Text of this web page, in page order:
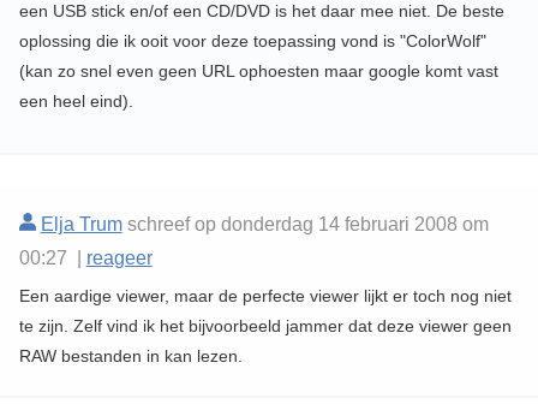
een USB stick en/of een CD/DVD is het daar mee niet. De beste
oplossing die ik ooit voor deze toepassing vond is "ColorWolf"
(kan zo snel even geen URL ophoesten maar google komt vast
een heel eind).
Elja Trumschreef op donderdag 14 februari 2008 om
00:27 | reageer
Een aardige viewer, maar de perfecte viewer lijkt er toch nog niet
te zijn. Zelf vind ik het bijvoorbeeld jammer dat deze viewer geen
RAW bestanden in kan lezen.